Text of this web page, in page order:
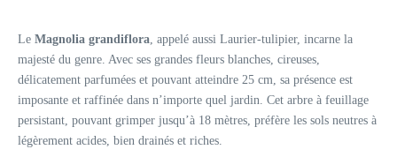
Le Magnolia grandiflora, appelé aussi Laurier-tulipier, incarne la
majesté du genre. Avec ses grandes fleurs blanches, cireuses,
délicatement parfumées et pouvant atteindre 25 cm, sa présence est
imposante et raffinée dans n’importe quel jardin. Cet arbre à feuillage
persistant, pouvant grimper jusqu’à 18 mètres, préfère les sols neutres à
légèrement acides, bien drainés et riches.